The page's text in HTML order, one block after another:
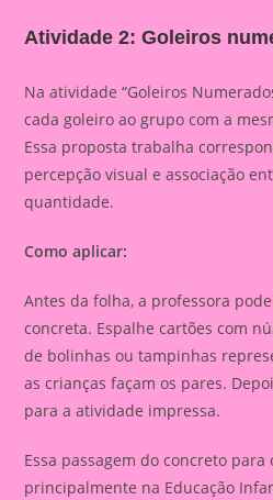
Atividade 2: Goleiros
Na atividade “Goleiros
cada goleiro ao grupo com a
Essa proposta trabalha
percepção visual e associação
quantidade.
Como aplicar:
Antes da folha, a professora
concreta. Espalhe cartões com
de bolinhas ou tampinhas
as crianças façam os pares.
para a atividade impressa.
Essa passagem do concreto
principalmente na Educação